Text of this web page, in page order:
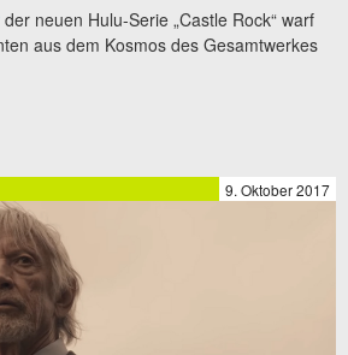
der neuen Hulu-Serie „Castle Rock“ warf
aus dem Kosmos des Gesamtwerkes
9. Oktober 2017